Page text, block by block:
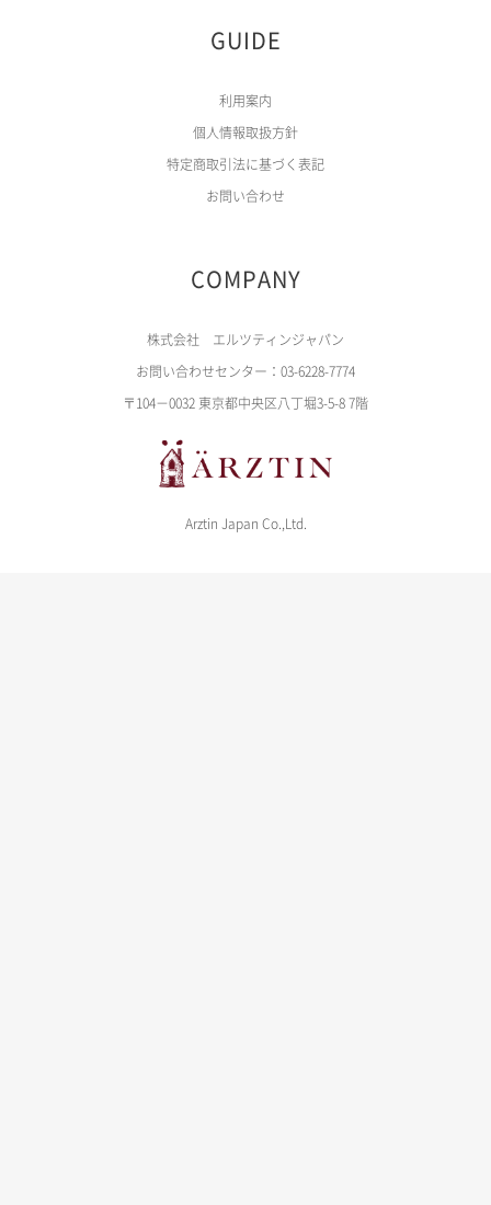
GUIDE
利用案内
個人情報取扱方針
特定商取引法に基づく表記
お問い合わせ
COMPANY
株式会社 エルツティンジャパン
お問い合わせセンター：03-6228-7774
〒104－0032 東京都中央区八丁堀3-5-8 7階
Arztin Japan Co.,Ltd.